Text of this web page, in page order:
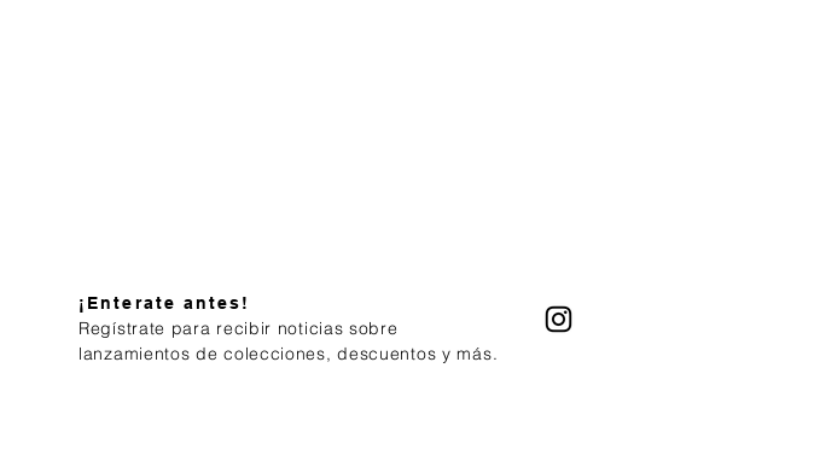
¡Enterate antes!
Regístrate para recibir noticias sobre
lanzamientos de colecciones, descuentos y más.